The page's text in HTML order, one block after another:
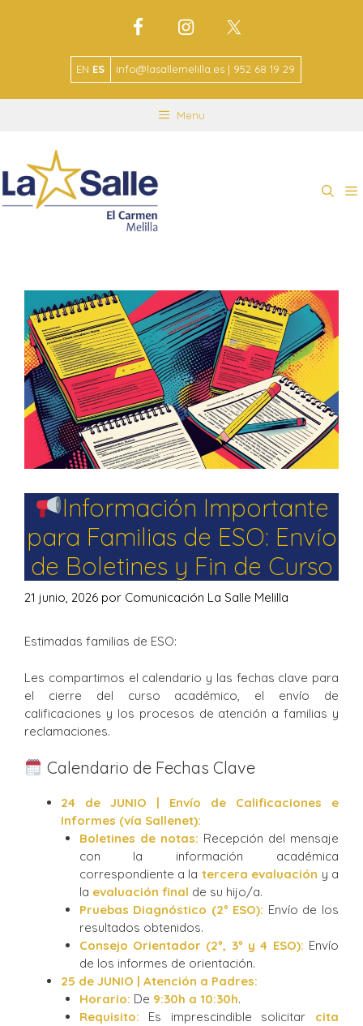
EN ES info@lasallemelilla.es | 952 68 19 29
Menu
Información Importante
para Familias de ESO: Envío
de Boletines y Fin de Curso
21 junio, 2026 por Comunicación La Salle Melilla
Estimadas familias de ESO:
Les compartimos el calendario y las fechas clave para
el cierre del curso académico, el envío de
calificaciones y los procesos de atención a familias y
reclamaciones.
Calendario de Fechas Clave
24 de JUNIO | Envío de Calificaciones e
Informes (vía Sallenet):
Boletines de notas: Recepción del mensaje
con la información académica
correspondiente a la tercera evaluación y a
la evaluación final de su hijo/a.
Pruebas Diagnóstico (2º ESO): Envío de los
resultados obtenidos.
Consejo Orientador (2º, 3º y 4 ESO): Envío
de los informes de orientación.
25 de JUNIO | Atención a Padres:
Horario: De 9:30h a 10:30h.
Requisito: Es imprescindible solicitar cita